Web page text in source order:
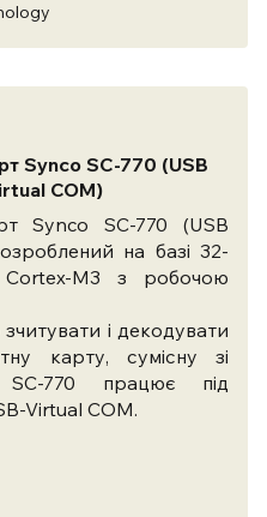
Synco SC-770 (USB
COM)
Synco SC-770 (USB
на базі 32-
M3 з робочою
і декодувати
карту, сумісну зі
SC-770 працює під
Virtual COM.